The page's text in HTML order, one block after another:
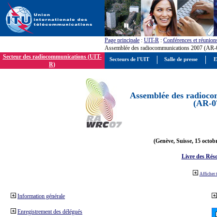
Page principale : UIT-R : Conférences et
Assemblée des radiocommunications 2007
Secteur des radiocommunications (UIT-
R)
Assemblée des
(AR-
(Genève, Suisse, 15
Livre des
Afficher
Information générale
Enregistrement des délégués
Secteurs de l'UIT Salle de presse